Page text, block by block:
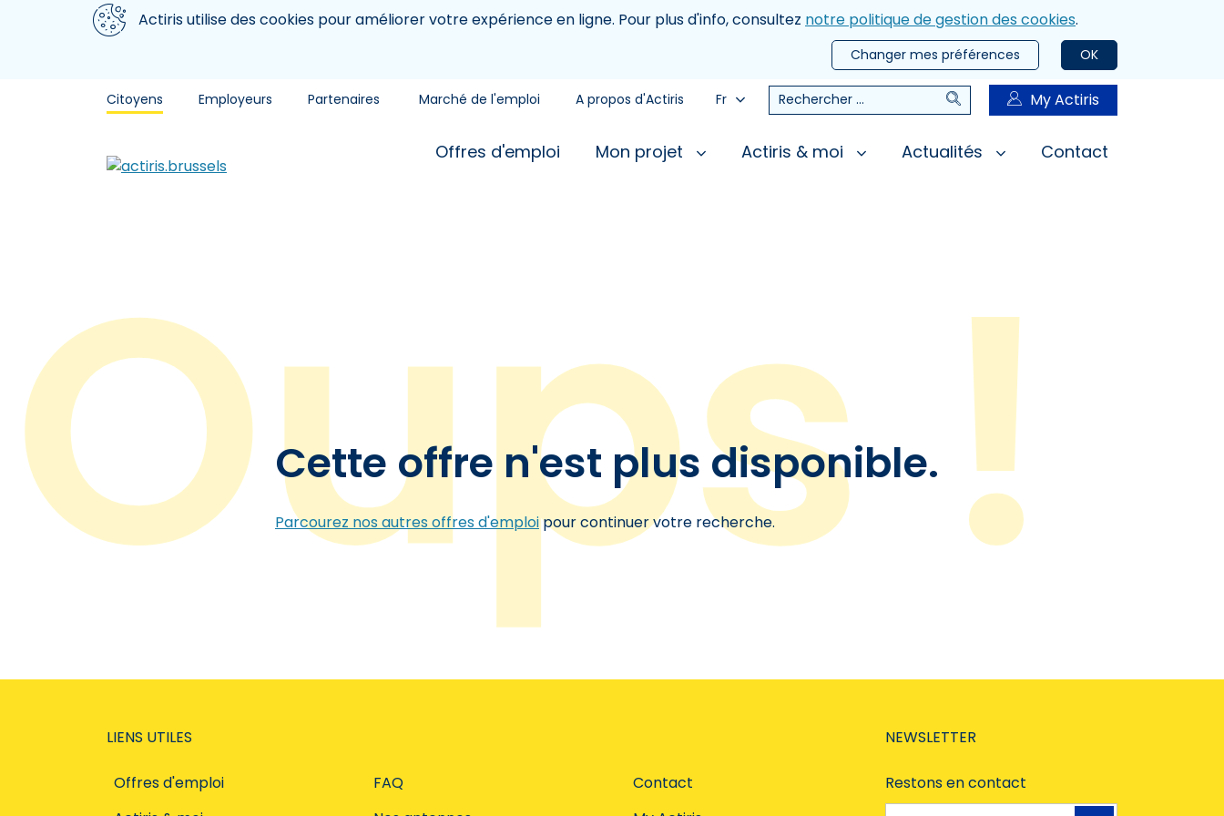
Aller au contenu principal
Nous utilisons des cookiesActiris utilise des cookies pour améliorer votre expérience en ligne. Pour plus d'info, consultez notre politique de gestion des cookies.
OK
Changer mes préférences
Citoyens Employeurs Partenaires Marché de l'emploi A propos d'Actiris Fr Rechercher RechercherMy Actiris
Offres d'emploi Mon projet Actiris & moi Actualités Contact
Cette offre n'est plus disponible.
Parcourez nos autres offres d'emploipour continuer votre recherche.
LIENS UTILES
Offres d'emploi
FAQ
Contact
NEWSLETTER
Restons en contact